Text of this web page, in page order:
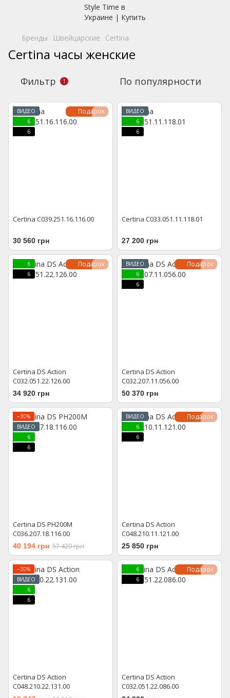
Бренды Швейцарские Certina
Certina часы женские
Фильтр 1 По популярности
Подарок
ВИДЕО
6
6
Certina C039.251.16.116.00
30 560 грн
ВИДЕО
6
6
Certina C033.051.11.118.01
27 200 грн
Подарок
6
6
Certina DS Action
C032.051.22.126.00
34 920 грн
Подарок
ВИДЕО
6
6
Certina DS Action
C032.207.11.056.00
50 370 грн
−30%
ВИДЕО
6
6
Certina DS PH200M
C036.207.18.116.00
40 194 грн 57 420 грн
Подарок
ВИДЕО
6
6
Certina DS Action
C048.210.11.121.00
25 850 грн
−30%
ВИДЕО
6
6
Certina DS Action
C048.210.22.131.00
Подарок
6
6
Certina DS Action
C032.051.22.086.00